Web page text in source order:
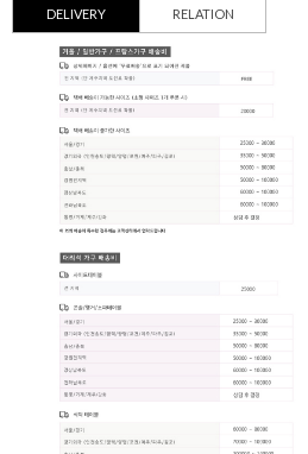
DELIVERY RELATION